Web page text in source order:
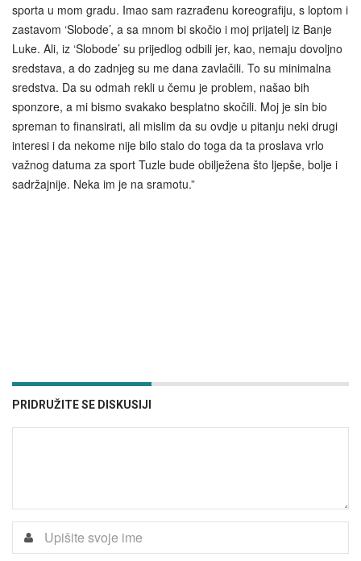
sporta u mom gradu. Imao sam razrađenu koreografiju, s loptom i
zastavom ‘Slobode’, a sa mnom bi skočio i moj prijatelj iz Banje
Luke. Ali, iz ‘Slobode’ su prijedlog odbili jer, kao, nemaju dovoljno
sredstava, a do zadnjeg su me dana zavlačili. To su minimalna
sredstva. Da su odmah rekli u čemu je problem, našao bih
sponzore, a mi bismo svakako besplatno skočili. Moj je sin bio
spreman to finansirati, ali mislim da su ovdje u pitanju neki drugi
interesi i da nekome nije bilo stalo do toga da ta proslava vrlo
važnog datuma za sport Tuzle bude obilježena što ljepše, bolje i
sadržajnije. Neka im je na sramotu.”
PRIDRUŽITE SE DISKUSIJI